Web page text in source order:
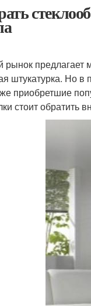
предлагает
штукатурка. Но
приобретшие
стоит обратить